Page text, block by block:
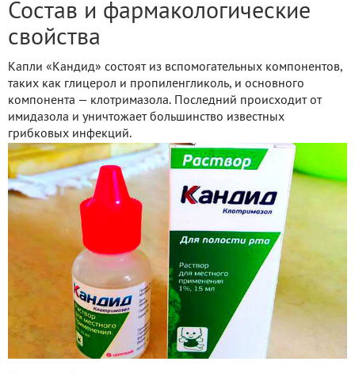
Состав и фармакологические
свойства
Капли «Кандид» состоят из вспомогательных компонентов,
таких как глицерол и пропиленгликоль, и основного
компонента — клотримазола. Последний происходит от
имидазола и уничтожает большинство известных
грибковых инфекций.